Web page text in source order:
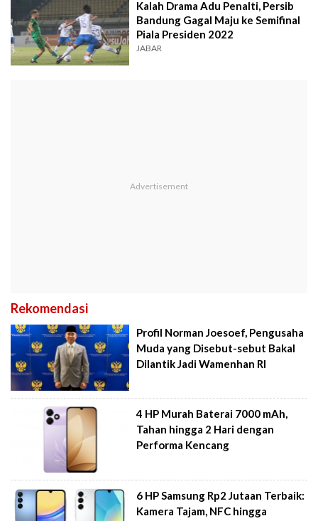
Kalah Drama Adu Penalti, Persib
Bandung Gagal Maju ke Semifinal
Piala Presiden 2022
JABAR
Rekomendasi
Profil Norman Joesoef, Pengusaha
Muda yang Disebut-sebut Bakal
Dilantik Jadi Wamenhan RI
4 HP Murah Baterai 7000 mAh,
Tahan hingga 2 Hari dengan
Performa Kencang
6 HP Samsung Rp2 Jutaan Terbaik:
Kamera Tajam, NFC hingga